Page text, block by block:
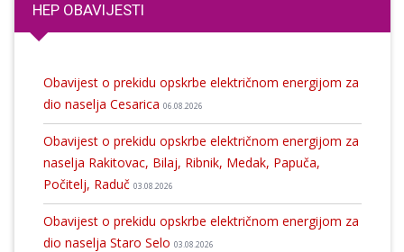
HEP OBAVIJESTI
Obavijest o prekidu opskrbe električnom energijom za
dio naselja Cesarica 06.08.2026
Obavijest o prekidu opskrbe električnom energijom za
naselja Rakitovac, Bilaj, Ribnik, Medak, Papuča,
Počitelj, Raduč 03.08.2026
Obavijest o prekidu opskrbe električnom energijom za
dio naselja Staro Selo 03.08.2026